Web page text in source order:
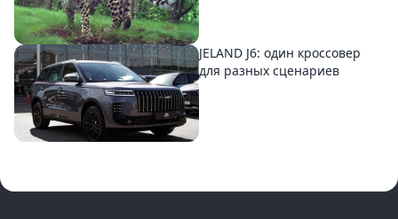
JELAND J6: один кроссовер
для разных сценариев